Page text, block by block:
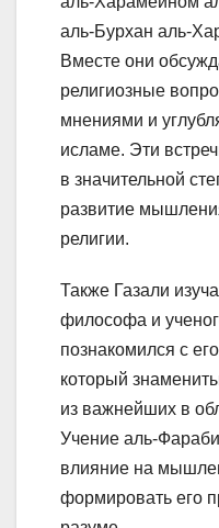
аль-Бурхан аль-
Вместе они
религиозные
мнениями и
исламе. Эти
в значительной
развитие
религии.
Также Газали
философа и
познакомился с
который
из важнейших в
Учение аль-
влияние на
формировать его